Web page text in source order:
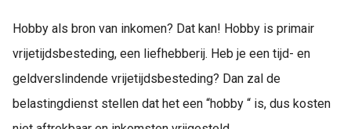
Hobby als bron van inkomen? Dat kan! Hobby is primair
vrijetijdsbesteding, een liefhebberij. Heb je een tijd- en
geldverslindende vrijetijdsbesteding? Dan zal de
belastingdienst stellen dat het een “hobby “ is, dus kosten